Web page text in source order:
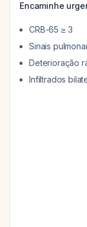
Encaminhe
CRB-65 ≥ 3
Sinais
Deterioração
Infiltrados